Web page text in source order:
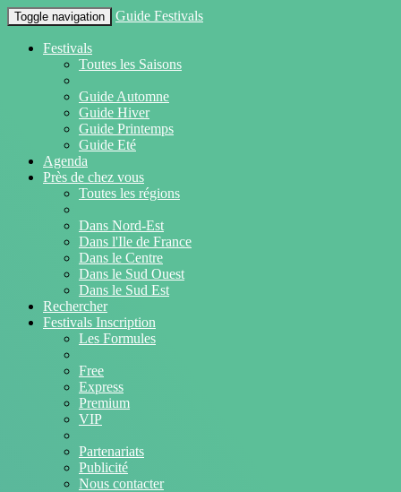
Toggle navigation Guide Festivals
Festivals
Toutes les Saisons
Guide Automne
Guide Hiver
Guide Printemps
Guide Eté
Agenda
Près de chez vous
Toutes les régions
Dans Nord-Est
Dans l'Ile de France
Dans le Centre
Dans le Sud Ouest
Dans le Sud Est
Rechercher
Festivals Inscription
Les Formules
Free
Express
Premium
VIP
Partenariats
Publicité
Nous contacter